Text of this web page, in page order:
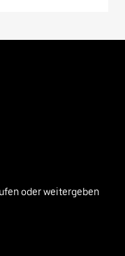
oder weitergeben